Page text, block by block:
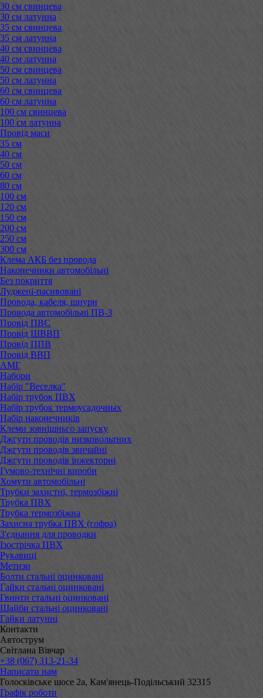
30 см свинцева
30 см латунна
35 см свинцева
35 см латунна
40 см свинцева
40 см латунна
50 см свинцева
50 см латунна
60 см свинцева
60 см латунна
100 см свинцева
100 см латунна
Провід маси
35 см
40 см
50 см
60 см
80 см
100 см
120 см
150 см
200 см
250 см
300 см
Клема АКБ без провода
Наконечники автомобільні
Без покриття
Луджені-пасивовані
Провода, кабеля, шнури
Провода автомобільні ПВ-3
Провід ПВС
Провід ШВВП
Провід ППВ
Провід ВВП
АМГ
Набори
Набір "Веселка"
Набір трубок ПВХ
Набір трубок термоусадочных
Набір наконечників
Клеми зовнішньго запуску
Джгути проводів низковольтних
Джгути проводів звичайні
Джгути проводів інжекторні
Гумово-технічні вироби
Хомути автомобільні
Трубки захистні, термозбіжні
Трубка ПВХ
Трубка термозбіжна
Захисна трубка ПВХ (гофра)
З'єднання для проводки
Ізострічка ПВХ
Рукавиці
Метизи
Болти стальні оцинковані
Гайки стальні оцинковані
Гвинти стальні оцинковані
Шайби стальні оцинковані
Гайки латунні
Контакти
Автострум
Світлана Вівчар
+38 (067) 313-21-34
Написати нам
Голосківське шосе 2а, Кам'янець-Подільський 32315
Графік роботи